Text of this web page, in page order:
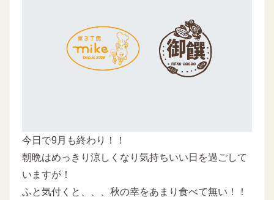
今日で9月も終わり！！
朝晩はめっきり涼しくなり気持ちいい日を過ごして
いますが！
ふと気付くと、、、秋の幸をあまり食べて無い！！